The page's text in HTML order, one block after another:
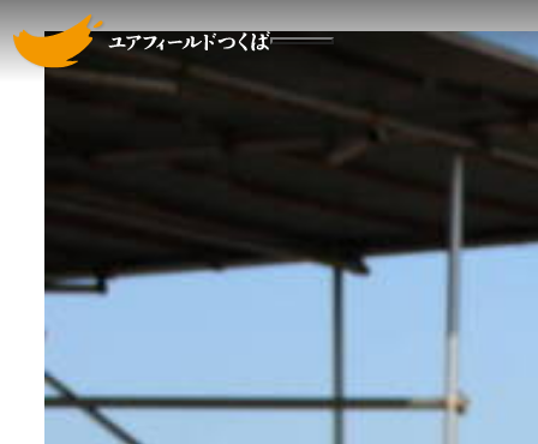
メインコンテンツへスキップする
ユアフィールドつくばについて
ニュース
社員や利用者の声
ご